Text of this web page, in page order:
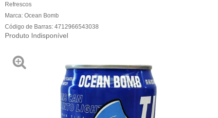
Refrescos
Marca: Ocean Bomb
Código de Barras: 4712966543038
Produto Indisponível